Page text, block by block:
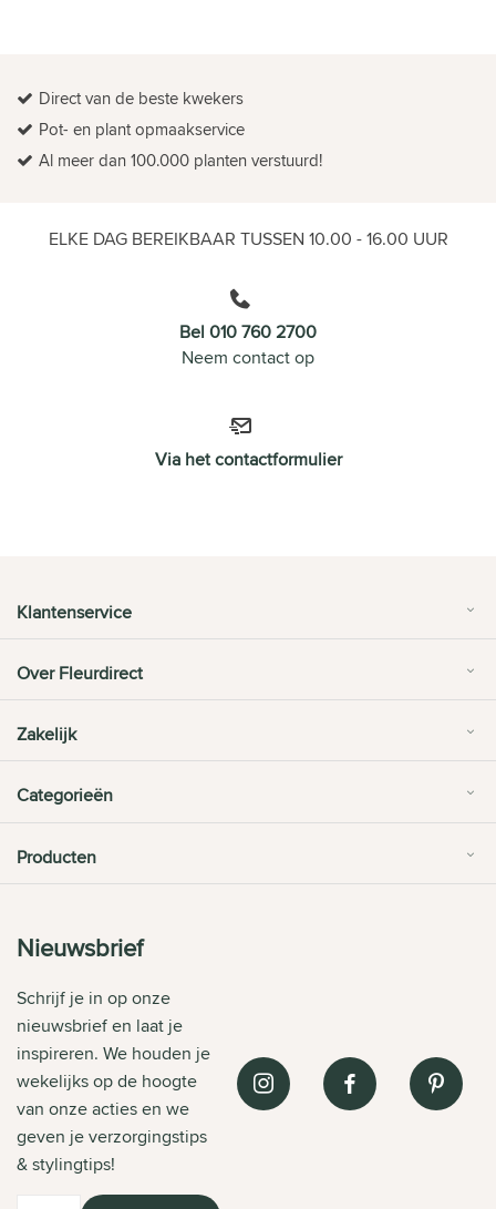
Direct van de beste kwekers
Pot- en plant opmaakservice
Al meer dan 100.000 planten verstuurd!
ELKE DAG BEREIKBAAR TUSSEN 10.00 - 16.00 UUR
Bel 010 760 2700
Neem contact op
Via het contactformulier
Klantenservice
Over Fleurdirect
Zakelijk
Categorieën
Producten
Nieuwsbrief
Schrijf je in op onze
nieuwsbrief en laat je
inspireren. We houden je
wekelijks op de hoogte
van onze acties en we
geven je verzorgingstips
& stylingtips!